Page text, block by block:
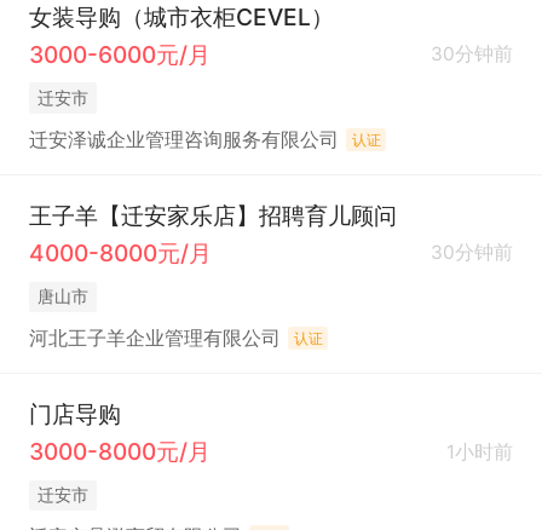
女装导购（城市衣柜CEVEL）
3000-6000元/月
30分钟前
迁安市
迁安泽诚企业管理咨询服务有限公司 认证
王子羊【迁安家乐店】招聘育儿顾问
4000-8000元/月
30分钟前
唐山市
河北王子羊企业管理有限公司 认证
门店导购
3000-8000元/月
1小时前
迁安市